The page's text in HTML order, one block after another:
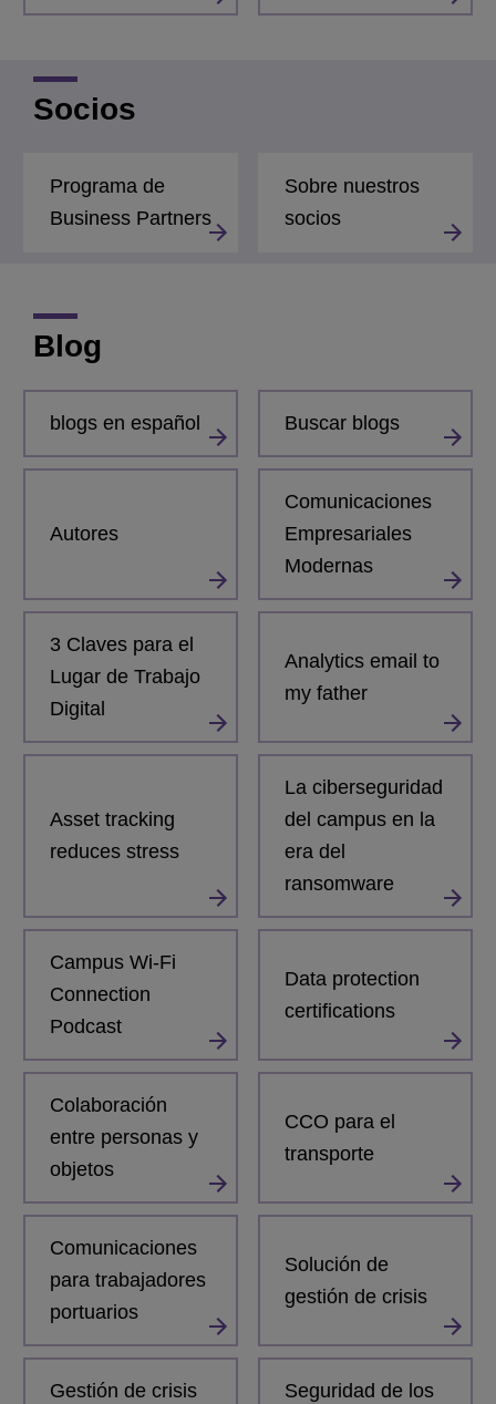
Socios
Programa de
Business Partners
Sobre nuestros
socios
Blog
blogs en español Buscar blogs
Autores
Comunicaciones
Empresariales
Modernas
3 Claves para el
Lugar de Trabajo
Digital
Analytics email to
my father
Asset tracking
reduces stress
La ciberseguridad
del campus en la
era del
ransomware
Campus Wi-Fi
Connection
Podcast
Data protection
certifications
Colaboración
entre personas y
objetos
CCO para el
transporte
Comunicaciones
para trabajadores
portuarios
Solución de
gestión de crisis
Gestión de crisis
Seguridad de los